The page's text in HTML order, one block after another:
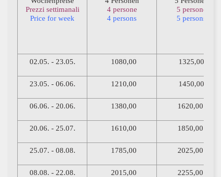
Prezzi settimanali
Price for week
4 persone
4 persons
5 persone
5 persons
02.05. - 23.05. 1080,00 1325,00
23.05. - 06.06. 1210,00 1450,00
06.06. - 20.06. 1380,00 1620,00
20.06. - 25.07. 1610,00 1850,00
25.07. - 08.08. 1785,00 2025,00
08.08. - 22.08. 2015,00 2255,00